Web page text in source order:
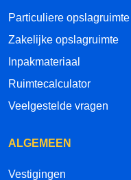
Particuliere opslagruimte
Zakelijke opslagruimte
Inpakmateriaal
Ruimtecalculator
Veelgestelde vragen
ALGEMEEN
Vestigingen